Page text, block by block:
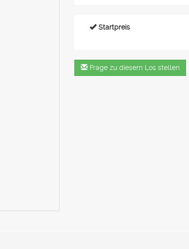
Startpreis
Frage zu diesem Los stellen